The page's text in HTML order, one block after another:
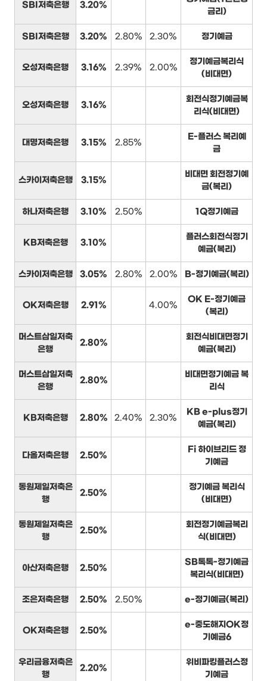
SBI저축은행 3.20%
금리)
SBI저축은행 3.20% 2.80% 2.30% 정기예금
오성저축은행 3.16% 2.39% 2.00%
정기예금복리식
(비대면)
오성저축은행 3.16%
회전식정기예금복
리식(비대면)
대명저축은행 3.15% 2.85%
E-플러스 복리예
금
스카이저축은행 3.15%
비대면 회전정기예
금(복리)
하나저축은행 3.10% 2.50% 1Q정기예금
KB저축은행 3.10%
플러스회전식정기
예금(복리)
스카이저축은행 3.05% 2.80% 2.00% B-정기예금(복리)
OK저축은행 2.91% 4.00%
OK E-정기예금
(복리)
머스트삼일저축
은행
2.80%
회전식비대면정기
예금(복리)
머스트삼일저축
은행
2.80%
비대면정기예금 복
리식
KB저축은행 2.80% 2.40% 2.30%
KB e-plus정기
예금(복리)
다올저축은행 2.50%
Fi 하이브리드 정
기예금
동원제일저축은
행
2.50%
정기예금 복리식
(비대면)
동원제일저축은
행
2.50%
회전정기예금복리
식(비대면)
아산저축은행 2.50%
SB톡톡-정기예금
복리식(비대면)
조은저축은행 2.50% 2.50% e-정기예금(복리)
OK저축은행 2.50%
e-중도해지OK정
기예금6
우리금융저축은
행
2.20%
위비파킹플러스정
기예금